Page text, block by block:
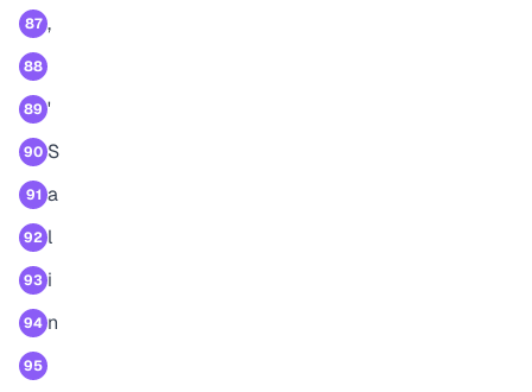
87 ,
88
89 '
90 S
91 a
92 l
93 i
94 n
95